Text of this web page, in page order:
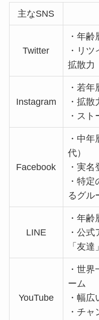
主なSNS
Twitter
・年齢
・リ
拡散力
Instagram
・若
・拡
・ス
Facebook
・中
代）
・実名
・特
るグル
LINE
・年齢
・公
「友
YouTube
・世
ーム
・幅
・チ